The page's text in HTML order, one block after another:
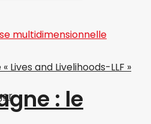
: le